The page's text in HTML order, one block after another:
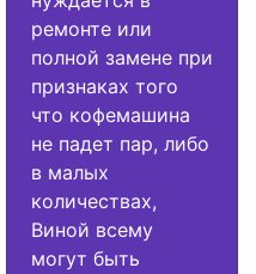
ремонте или
полной замене при
признаках того
что кофемашина
не падет пар, либо
в малых
количествах,
Виной всему
могут быть